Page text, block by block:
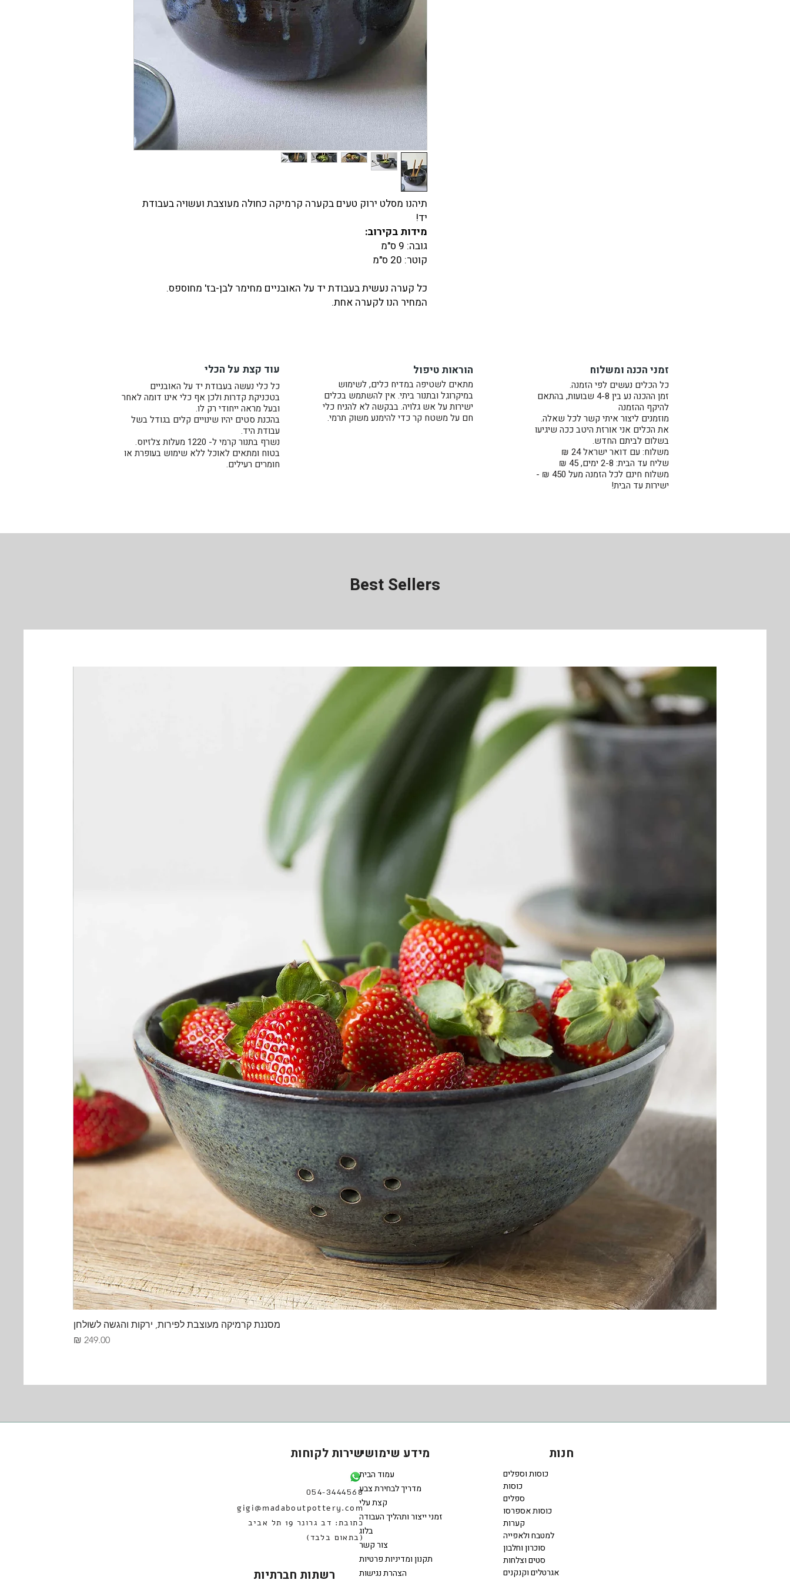
תיהנו מסלט ירוק טעים בקערה קרמיקה כחולה מעוצבת ועשויה בעבודת
יד!
מידות בקירוב:
גובה: 9 ס"מ
קוטר: 20 ס"מ
כל קערה נעשית בעבודת יד על האובניים מחימר לבן-בז' מחוספס.
המחיר הנו לקערה אחת.
עוד קצת על הכלי
כל כלי נעשה בעבודת יד על האובניים
בטכניקת קדרות ולכן אף כלי אינו דומה לאחר
ובעל מראה ייחודי רק לו.
בהכנת סטים יהיו שינויים קלים בגודל בשל
עבודת היד.
נשרף בתנור קרמי ל- 1220 מעלות צלזיוס.
בטוח ומתאים לאוכל ללא שימוש בעופרת או
חומרים רעילים.
הוראות טיפול
מתאים לשטיפה במדיח כלים, לשימוש
במיקרוגל ובתנור ביתי. אין להשתמש בכלים
ישירות על אש גלויה. בבקשה לא להניח כלי
חם על משטח קר כדי להימנע משוק תרמי.
זמני הכנה ומשלוח
כל הכלים נעשים לפי הזמנה.
זמן ההכנה נע בין 4-8 שבועות, בהתאם
להיקף ההזמנה
מוזמנים ליצור איתי קשר לכל שאלה.
את הכלים אני אורזת היטב ככה שיגיעו
בשלום לביתם החדש.
משלוח: עם דואר ישראל 24 ₪
שליח עד הבית: 2-8 ימים, 45 ₪
משלוח חינם לכל הזמנה מעל 450 ₪ -
ישירות עד הבית!
Best Sellers
מסננת קרמיקה מעוצבת לפירות, ירקות והגשה לשולחן
מחיר
שירות לקוחות
054-3444568
gigi@madaboutpottery.com
כתובת: דב גרונר 19 תל אביב
(בתאום בלבד)
רשתות חברתיות
מידע שימושי
עמוד הבית
מדריך לבחירת צבע
קצת עלי
זמני ייצור ותהליך העבודה
בלוג
צור קשר
תקנון ומדיניות פרטיות
הצהרת נגישות
חנות
כוסות וספלים
כוסות
ספלים
כוסות אספרסו
קערות
למטבח ולאפייה
סוכרון וחלבון
סטים וצלחות
אגרטלים וקנקנים